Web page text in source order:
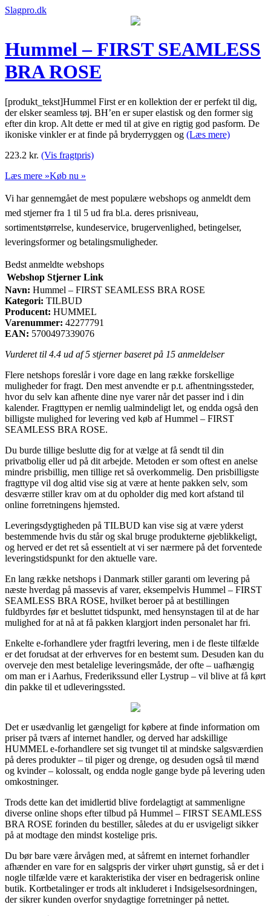
Slagpro.dk
Hummel – FIRST SEAMLESS
BRA ROSE
[produkt_tekst]Hummel First er en kollektion der er perfekt til dig,
der elsker seamless tøj. BH’en er super elastisk og den former sig
efter din krop. Alt dette er med til at give en rigtig god pasform. De
ikoniske vinkler er at finde på bryderryggen og (Læs mere)
223.2 kr. (Vis fragtpris)
Læs mere »Køb nu »
Vi har gennemgået de mest populære webshops og anmeldt dem
med stjerner fra 1 til 5 ud fra bl.a. deres prisniveau,
sortimentstørrelse, kundeservice, brugervenlighed, betingelser,
leveringsformer og betalingsmuligheder.
Bedst anmeldte webshops
Webshop Stjerner Link
Navn: Hummel – FIRST SEAMLESS BRA ROSE
Kategori: TILBUD
Producent: HUMMEL
Varenummer: 42277791
EAN: 5700497339076
Vurderet til 4.4 ud af 5 stjerner baseret på 15 anmeldelser
Flere netshops foreslår i vore dage en lang række forskellige
muligheder for fragt. Den mest anvendte er p.t. afhentningssteder,
hvor du selv kan afhente dine nye varer når det passer ind i din
kalender. Fragttypen er nemlig ualmindeligt let, og endda også den
billigste mulighed for levering ved køb af Hummel – FIRST
SEAMLESS BRA ROSE.
Du burde tillige beslutte dig for at vælge at få sendt til din
privatbolig eller ud på dit arbejde. Metoden er som oftest en anelse
mindre prisbillig, men tillige ret så overkommelig. Den prisbilligste
fragttype vil dog altid vise sig at være at hente pakken selv, som
desværre stiller krav om at du opholder dig med kort afstand til
online forretningens hjemsted.
Leveringsdygtigheden på TILBUD kan vise sig at være yderst
bestemmende hvis du står og skal bruge produkterne øjeblikkeligt,
og herved er det ret så essentielt at vi ser nærmere på det forventede
leveringstidspunkt for den aktuelle vare.
En lang række netshops i Danmark stiller garanti om levering på
næste hverdag på massevis af varer, eksempelvis Hummel – FIRST
SEAMLESS BRA ROSE, hvilket beroer på at bestillingen
fuldbyrdes før et besluttet tidspunkt, med hensynstagen til at de har
mulighed for at nå at få pakken klargjort inden personalet har fri.
Enkelte e-forhandlere yder fragtfri levering, men i de fleste tilfælde
er det forudsat at der erhverves for en bestemt sum. Desuden kan du
overveje den mest betalelige leveringsmåde, der ofte – uafhængig
om man er i Aarhus, Frederikssund eller Lystrup – vil blive at få kørt
din pakke til et udleveringssted.
Det er usædvanlig let gængeligt for købere at finde information om
priser på tværs af internet handler, og derved har adskillige
HUMMEL e-forhandlere set sig tvunget til at mindske salgsværdien
på deres produkter – til piger og drenge, og desuden også til mænd
og kvinder – kolossalt, og endda nogle gange byde på levering uden
omkostninger.
Trods dette kan det imidlertid blive fordelagtigt at sammenligne
diverse online shops efter tilbud på Hummel – FIRST SEAMLESS
BRA ROSE forinden du bestiller, således at du er usvigeligt sikker
på at modtage den mindst kostelige pris.
Du bør bare være årvågen med, at såfremt en internet forhandler
afhænder en vare for en salgspris der virker uhørt gunstig, så er det i
nogle tilfælde være et karakteristika der viser en bedragerisk online
butik. Kortbetalinger er trods alt inkluderet i Indsigelsesordningen,
der sikrer kunden overfor snydagtige forretninger på nettet.